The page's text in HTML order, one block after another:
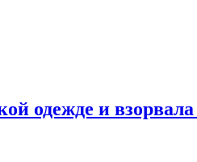
одежде и взорвала